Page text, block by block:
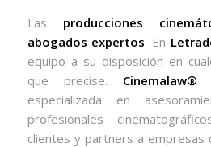
Las producciones
abogados expertos. En
equipo a su disposición en
que precise. Cinemalaw®
especializada en
profesionales
clientes y partners a empresas